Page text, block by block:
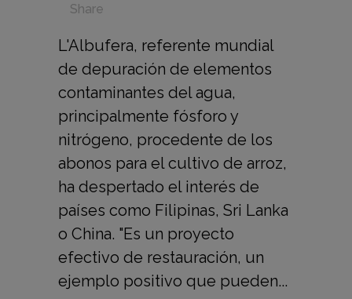
Share
L'Albufera, referente mundial
de depuración de elementos
contaminantes del agua,
principalmente fósforo y
nitrógeno, procedente de los
abonos para el cultivo de arroz,
ha despertado el interés de
países como Filipinas, Sri Lanka
o China. "Es un proyecto
efectivo de restauración, un
ejemplo positivo que pueden...